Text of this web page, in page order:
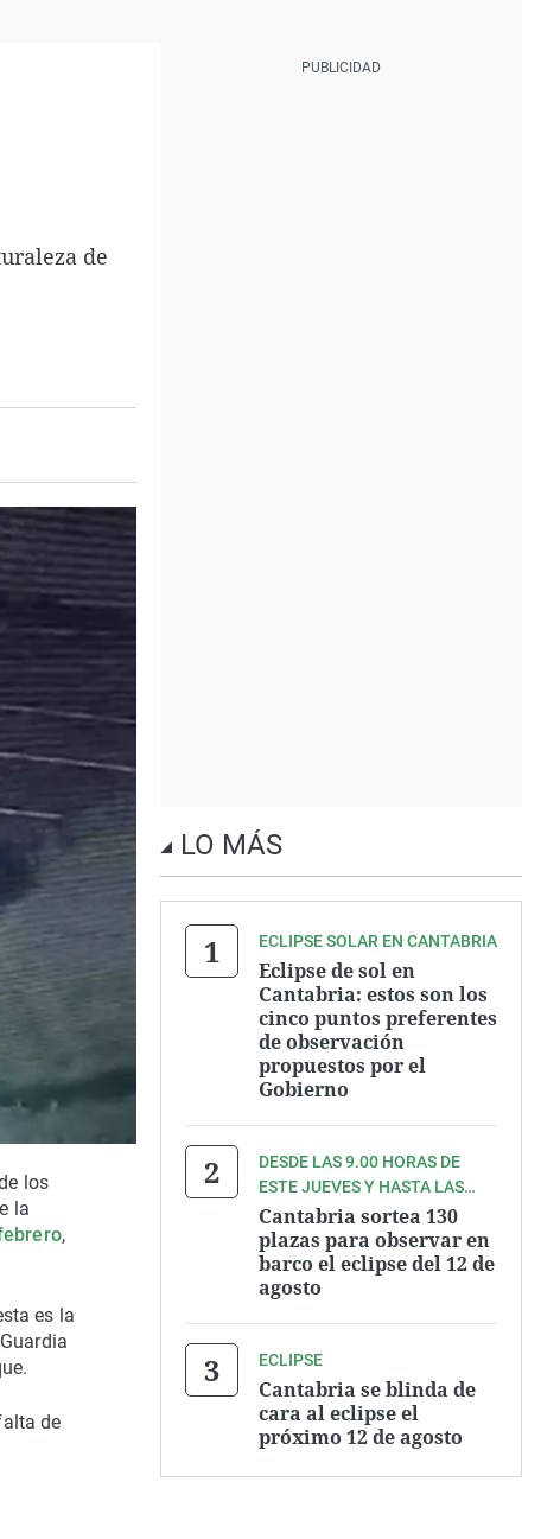
de
los
la
,
es la
de
LO MÁS
ECLIPSE SOLAR EN CANTABRIA
Eclipse de sol en
Cantabria: estos son los
cinco puntos preferentes
de observación
propuestos por el
Gobierno
DESDE LAS 9.00 HORAS DE
ESTE JUEVES Y HASTA LAS
9.00 HORAS DEL VIERNES
Cantabria sortea 130
plazas para observar en
barco el eclipse del 12 de
agosto
ECLIPSE
Cantabria se blinda de
cara al eclipse el
próximo 12 de agosto